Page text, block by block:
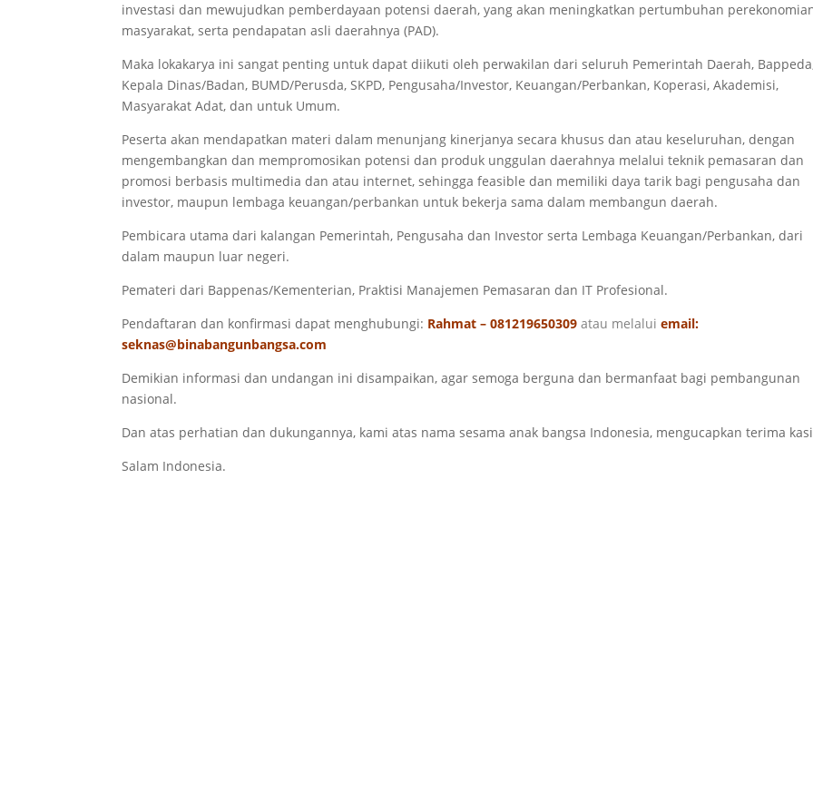
investasi dan mewujudkan pemberdayaan potensi daerah, yang akan meningkatkan pertumbuhan
masyarakat, serta pendapatan asli daerahnya (PAD).
Maka lokakarya ini sangat penting untuk dapat diikuti oleh perwakilan dari seluruh Pemerintah Daerah,
Kepala Dinas/Badan, BUMD/Perusda, SKPD, Pengusaha/Investor, Keuangan/Perbankan, Koperasi, Akademisi,
Masyarakat Adat, dan untuk Umum.
Peserta akan mendapatkan materi dalam menunjang kinerjanya secara khusus dan atau keseluruhan, dengan
mengembangkan dan mempromosikan potensi dan produk unggulan daerahnya melalui teknik pemasaran dan
promosi berbasis multimedia dan atau internet, sehingga feasible dan memiliki daya tarik bagi pengusaha dan
investor, maupun lembaga keuangan/perbankan untuk bekerja sama dalam membangun daerah.
Pembicara utama dari kalangan Pemerintah, Pengusaha dan Investor serta Lembaga Keuangan/Perbankan, dari
dalam maupun luar negeri.
Pemateri dari Bappenas/Kementerian, Praktisi Manajemen Pemasaran dan IT Profesional.
Pendaftaran dan konfirmasi dapat menghubungi: Rahmat – 081219650309atau melalui email:
seknas@binabangunbangsa.com
Demikian informasi dan undangan ini disampaikan, agar semoga berguna dan bermanfaat bagi pembangunan
nasional.
Dan atas perhatian dan dukungannya, kami atas nama sesama anak bangsa Indonesia, mengucapkan terima
Salam Indonesia.